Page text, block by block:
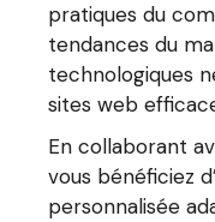
pratiques du
tendances du
technologiques
sites web
En collaborant
vous bénéficiez
personnalisée